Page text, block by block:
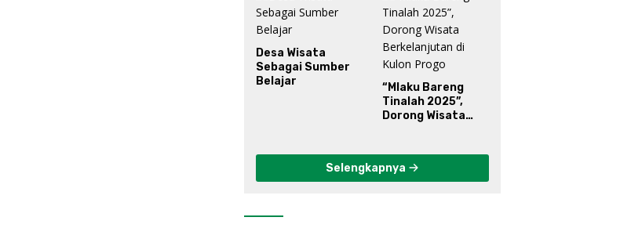
Desa Wisata
Sebagai Sumber
Belajar
“Mlaku Bareng
Tinalah 2025”,
Dorong Wisata
Selengkapnya